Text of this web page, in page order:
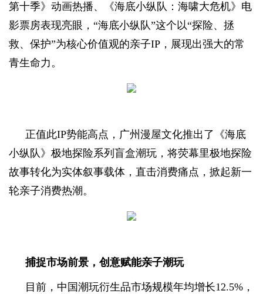
第十季》动画热播、《海底小纵队：海啸大危机》电
影票房表现亮眼，“海底小纵队”这个以“探险、拯
救、保护”为核心价值观的亲子IP，展现出强大的常
青生命力。
正值此IP势能高点，广州漫屋文化推出了《海底
小纵队》极地探险系列盲盒潮玩，将荧幕里极地探险
故事转化为实体叙事载体，直击消费痛点，掀起新一
轮亲子消费热潮。
捕捉市场前景，创意赋能亲子潮玩
目前，中国潮玩衍生品市场规模年均增长12.5%，